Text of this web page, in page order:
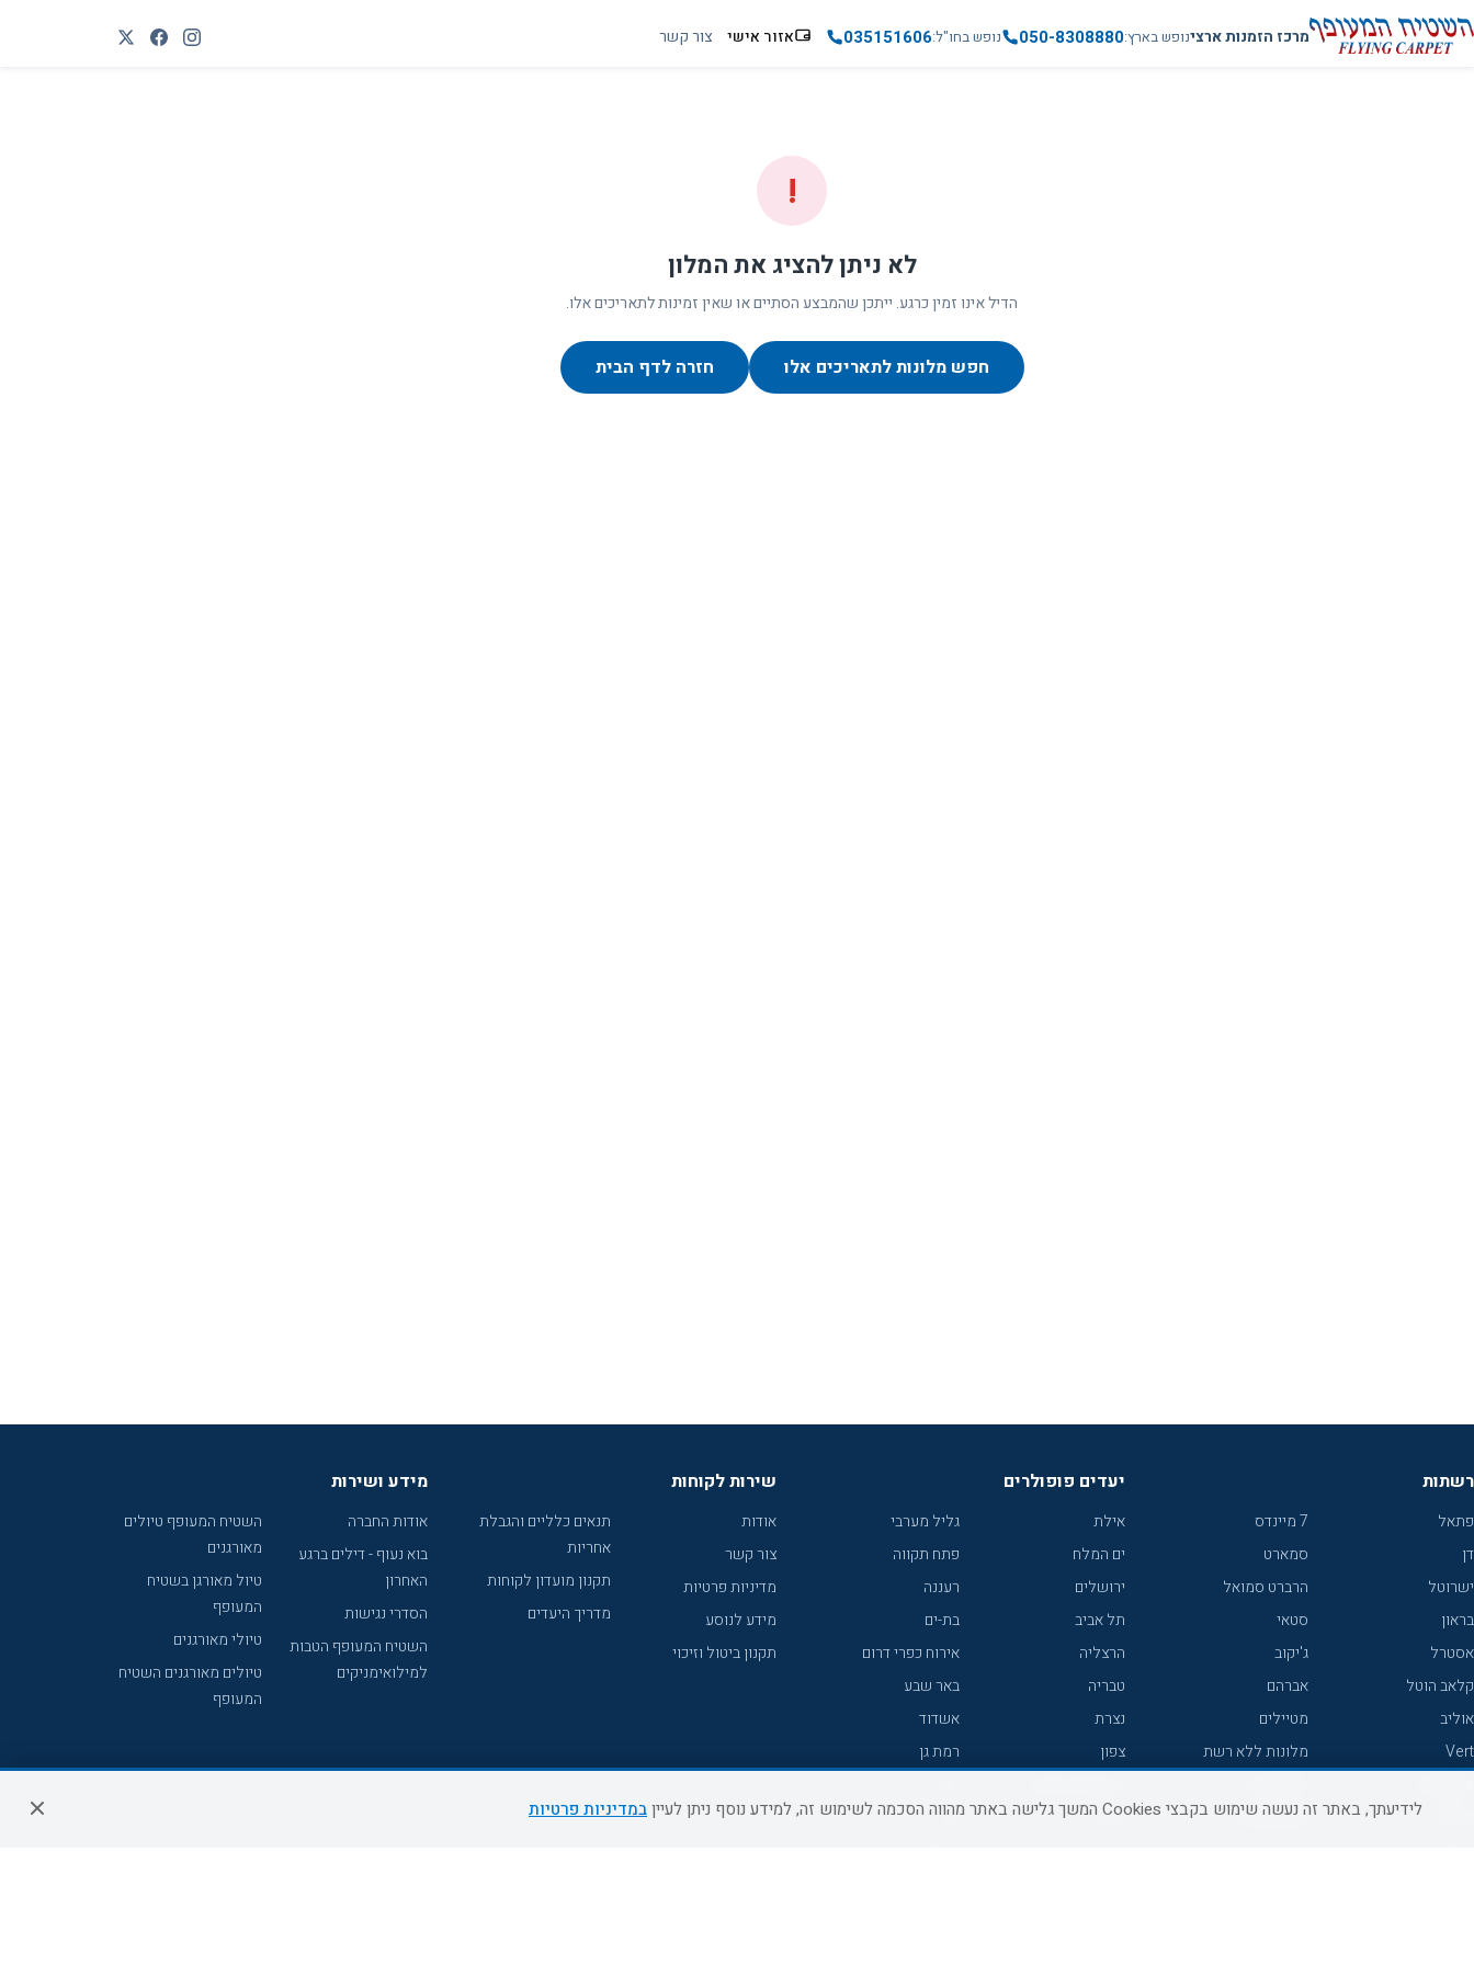
מרכז הזמנות ארצינופש בארץ050-8308880 נופש בחו"ל035151606 אזור אישי צור קשר
!
לא ניתן להציג את המלון
הדיל אינו זמין כרגע. ייתכן שהמבצע הסתיים או שאין זמינות לתאריכים אלו.
חפש מלונות לתאריכים אלו חזרה לדף הבית
רשתות
פתאל
דן
ישרוטל
בראון
אסטרל
קלאב הוטל
אוליב
Vert
7 מיינדס
סמארט
הרברט סמואל
סטאי
ג'יקוב
אברהם
מטיילים
מלונות ללא רשת
קראון פלאזה
יעדים פופולרים
אילת
ים המלח
ירושלים
תל אביב
הרצליה
טבריה
נצרת
צפון
נתניה
גליל מערבי
פתח תקווה
רעננה
בת-ים
אירוח כפרי דרום
באר שבע
אשדוד
רמת גן
עכו
שירות לקוחות
אודות
צור קשר
מדיניות פרטיות
מידע לנוסע
תקנון ביטול וזיכוי
תנאים כלליים והגבלת
אחריות
תקנון מועדון לקוחות
מדריך היעדים
מידע ושירות
אודות החברה
בוא נעוף - דילים ברגע
האחרון
הסדרי נגישות
השטיח המעופף הטבות
למילואימניקים
השטיח המעופף טיולים
מאורגנים
טיול מאורגן בשטיח
המעופף
טיולי מאורגנים
טיולים מאורגנים השטיח
המעופף
לידיעתך, באתר זה נעשה שימוש בקבצי Cookies המשך גלישה באתר מהווה הסכמה לשימוש זה, למידע נוסף ניתן לעיין במדיניות פרטיות